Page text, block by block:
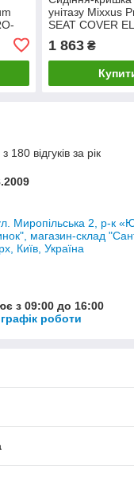
унітазу Mixxus
SEAT COVER
445х360х37mm
дюропласт
1 863₴
180 відгуків за рік
Миропільська 2, р-к
магазин-склад
Київ, Україна
з 09:00 до 16:00
роботи